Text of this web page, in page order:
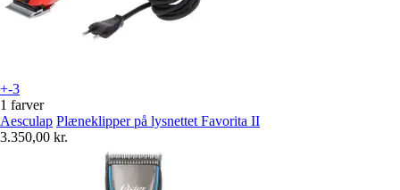
+-3
1 farver
Aesculap Plæneklipper på lysnettet Favorita II
3.350,00 kr.